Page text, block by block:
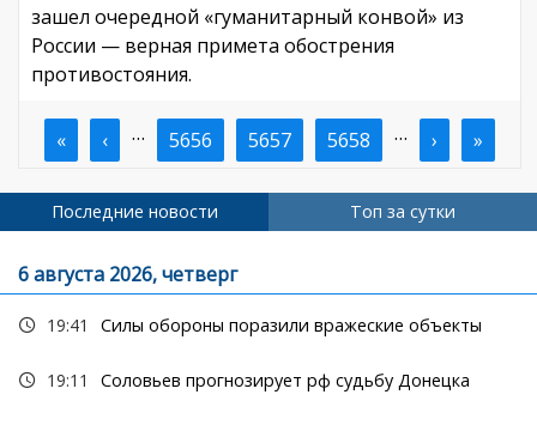
зашел очередной «гуманитарный конвой» из
России — верная примета обострения
противостояния.
Нумерация
Первая
страница
« Предыдущая
страница
‹ … Страница
5656 Текущая
страница
5657 Страница
5658 …
страница
› »
Последние новости Топ за сутки
6 августа 2026, четверг
19:41 Силы обороны поразили вражеские объекты
19:11 Соловьев прогнозирует рф судьбу Донецка